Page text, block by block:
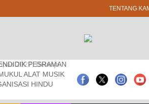
TENTANG
PESRAMAN
ALAT MUSIK
HINDU
Di
2027, Belanja